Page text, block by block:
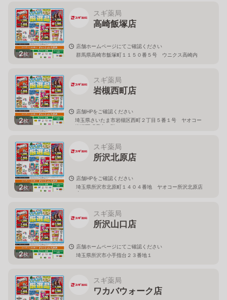
2枚
スギ薬局
高崎飯塚店
店舗ホームページにてご確認ください
群馬県高崎市飯塚町１１５０番５号 ウニクス高崎内
2枚
スギ薬局
岩槻西町店
店舗HPをご確認ください
埼玉県さいたま市岩槻区西町２丁目５番１号 ヤオコー
岩槻西町店内１階
2枚
スギ薬局
所沢北原店
店舗HPをご確認ください
埼玉県所沢市北原町１４０４番地 ヤオコー所沢北原店
内
2枚
スギ薬局
所沢山口店
店舗ホームページにてご確認ください
埼玉県所沢市小手指台２３番地１
スギ薬局
ワカバウォーク店